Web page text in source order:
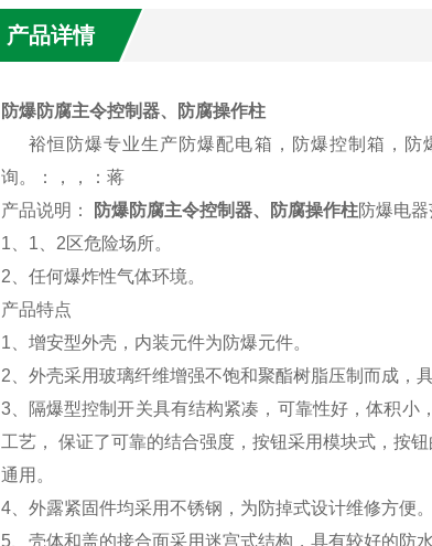
产品详情
防爆防腐主令控制器、防腐操作柱
裕恒防爆专业生产防爆配电箱，防爆控制箱，防
询。：，，：蒋
产品说明：
防爆防腐主令控制器、防腐操作柱防爆电器
1、1、2区危险场所。
2、任何爆炸性气体环境。
产品特点
1、增安型外壳，内装元件为防爆元件。
2、外壳采用玻璃纤维增强不饱和聚酯树脂压制而成，
3、隔爆型控制开关具有结构紧凑，可靠性好，体积
工艺， 保证了可靠的结合强度，按钮采用模块式，按
通用。
4、外露紧固件均采用不锈钢，为防掉式设计维修方便。
5、壳体和盖的接合面采用迷宫式结构，具有较好的防